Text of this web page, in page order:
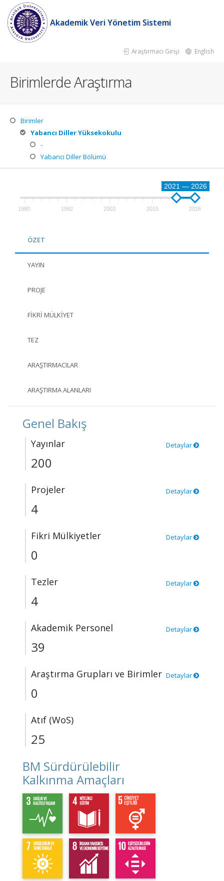
Akademik Veri Yönetim Sistemi
Araştırmacı Girişi English
Birimlerde Araştırma
Birimler
Yabancı Diller Yüksekokulu
-
Yabancı Diller Bölümü
2021 — 2026
1980 1992 2003 2015 2026
ÖZET
YAYIN
PROJE
FIKRI MÜLKIYET
TEZ
ARAŞTIRMACILAR
ARAŞTIRMA ALANLARI
Genel Bakış
Yayınlar Detaylar
200
Projeler Detaylar
4
Fikri Mülkiyetler Detaylar
0
Tezler Detaylar
4
Akademik Personel Detaylar
39
Araştırma Grupları ve Birimler Detaylar
0
Atıf (WoS)
25
BM Sürdürülebilir
Kalkınma Amaçları